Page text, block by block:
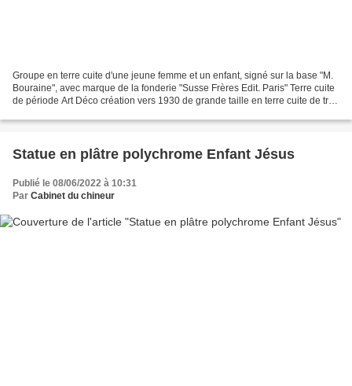
Groupe en terre cuite d'une jeune femme et un enfant, signé sur la base "M.
Bouraine", avec marque de la fonderie "Susse Frères Edit. Paris" Terre cuite
de période Art Déco création vers 1930 de grande taille en terre cuite de très
Statue en plâtre polychrome Enfant Jésus
Publié le 08/06/2022 à 10:31
Par Cabinet du chineur